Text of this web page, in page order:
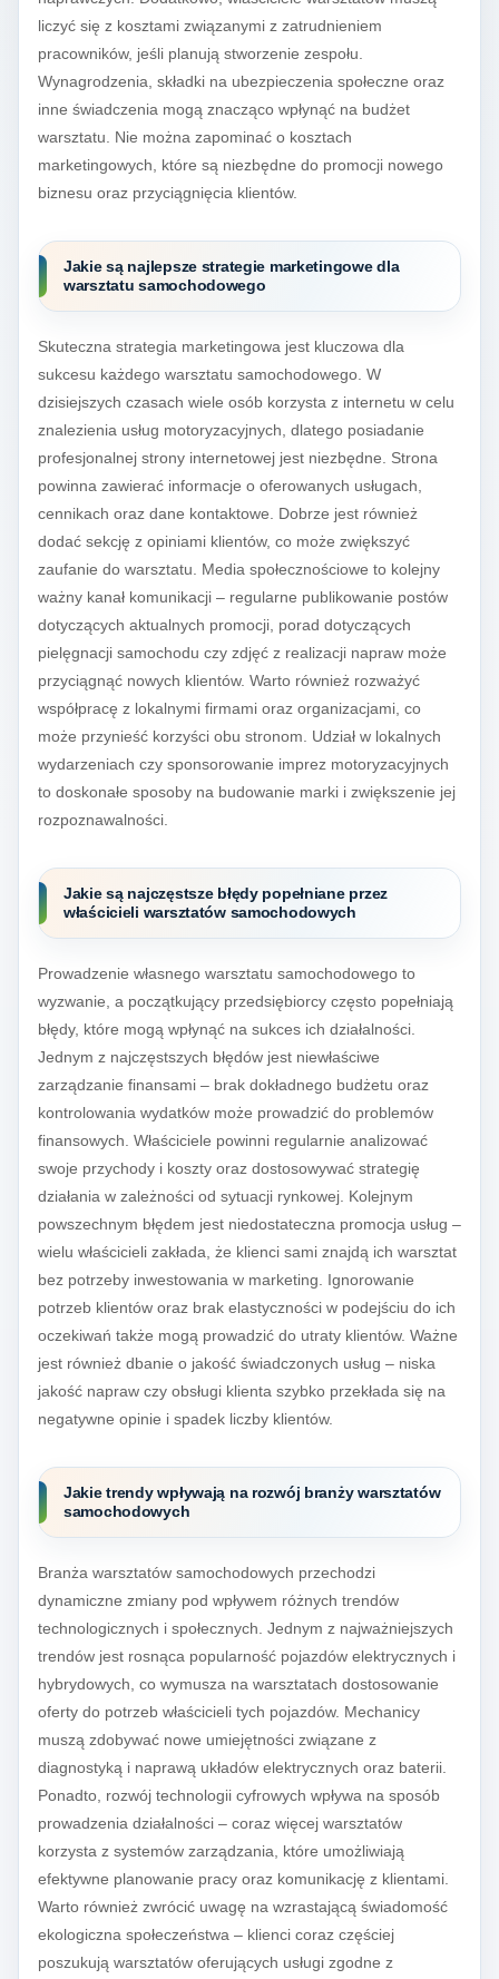
liczyć się z kosztami związanymi z zatrudnieniem
pracowników, jeśli planują stworzenie zespołu.
Wynagrodzenia, składki na ubezpieczenia społeczne oraz
inne świadczenia mogą znacząco wpłynąć na budżet
warsztatu. Nie można zapominać o kosztach
marketingowych, które są niezbędne do promocji nowego
biznesu oraz przyciągnięcia klientów.
Jakie są najlepsze strategie marketingowe dla
warsztatu samochodowego
Skuteczna strategia marketingowa jest kluczowa dla
sukcesu każdego warsztatu samochodowego. W
dzisiejszych czasach wiele osób korzysta z internetu w celu
znalezienia usług motoryzacyjnych, dlatego posiadanie
profesjonalnej strony internetowej jest niezbędne. Strona
powinna zawierać informacje o oferowanych usługach,
cennikach oraz dane kontaktowe. Dobrze jest również
dodać sekcję z opiniami klientów, co może zwiększyć
zaufanie do warsztatu. Media społecznościowe to kolejny
ważny kanał komunikacji – regularne publikowanie postów
dotyczących aktualnych promocji, porad dotyczących
pielęgnacji samochodu czy zdjęć z realizacji napraw może
przyciągnąć nowych klientów. Warto również rozważyć
współpracę z lokalnymi firmami oraz organizacjami, co
może przynieść korzyści obu stronom. Udział w lokalnych
wydarzeniach czy sponsorowanie imprez motoryzacyjnych
to doskonałe sposoby na budowanie marki i zwiększenie jej
rozpoznawalności.
Jakie są najczęstsze błędy popełniane przez
właścicieli warsztatów samochodowych
Prowadzenie własnego warsztatu samochodowego to
wyzwanie, a początkujący przedsiębiorcy często popełniają
błędy, które mogą wpłynąć na sukces ich działalności.
Jednym z najczęstszych błędów jest niewłaściwe
zarządzanie finansami – brak dokładnego budżetu oraz
kontrolowania wydatków może prowadzić do problemów
finansowych. Właściciele powinni regularnie analizować
swoje przychody i koszty oraz dostosowywać strategię
działania w zależności od sytuacji rynkowej. Kolejnym
powszechnym błędem jest niedostateczna promocja usług –
wielu właścicieli zakłada, że klienci sami znajdą ich warsztat
bez potrzeby inwestowania w marketing. Ignorowanie
potrzeb klientów oraz brak elastyczności w podejściu do ich
oczekiwań także mogą prowadzić do utraty klientów. Ważne
jest również dbanie o jakość świadczonych usług – niska
jakość napraw czy obsługi klienta szybko przekłada się na
negatywne opinie i spadek liczby klientów.
Jakie trendy wpływają na rozwój branży warsztatów
samochodowych
Branża warsztatów samochodowych przechodzi
dynamiczne zmiany pod wpływem różnych trendów
technologicznych i społecznych. Jednym z najważniejszych
trendów jest rosnąca popularność pojazdów elektrycznych i
hybrydowych, co wymusza na warsztatach dostosowanie
oferty do potrzeb właścicieli tych pojazdów. Mechanicy
muszą zdobywać nowe umiejętności związane z
diagnostyką i naprawą układów elektrycznych oraz baterii.
Ponadto, rozwój technologii cyfrowych wpływa na sposób
prowadzenia działalności – coraz więcej warsztatów
korzysta z systemów zarządzania, które umożliwiają
efektywne planowanie pracy oraz komunikację z klientami.
Warto również zwrócić uwagę na wzrastającą świadomość
ekologiczna społeczeństwa – klienci coraz częściej
poszukują warsztatów oferujących usługi zgodne z